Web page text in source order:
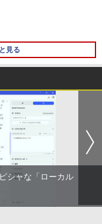
見る
巻セット） （中公文
沢啓治 ]
辞典/大学書林/古川晴
シャな「ローカル